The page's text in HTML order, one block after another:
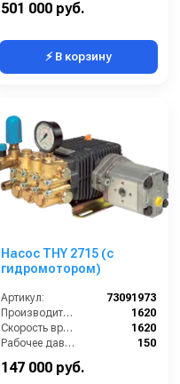
501 000 руб.
⚡ В корзину
Насос THY 2715 (с
гидромотором)
Артикул:
73091973
Производительность (л/ч):
1620
Скорость вращения (об/мин):
1620
Рабочее давление (бар):
150
147 000 руб.